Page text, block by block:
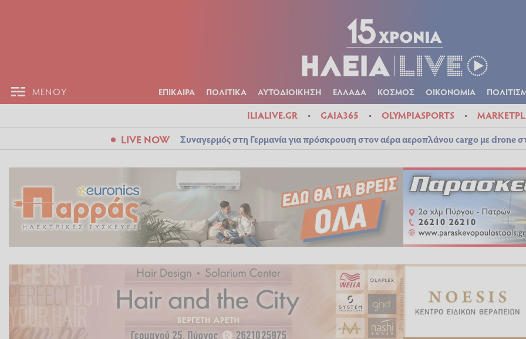
ΜΕΝΟΥ ΕΠΙΚΑΙΡΑ ΠΟΛΙΤΙΚΑ ΑΥΤΟΔΙΟΙΚΗΣΗ ΕΛΛΑΔΑ ΚΟΣΜΟΣ ΟΙΚΟΝΟΜΙΑ
ILIALIVE.GR GAIA365 OLYMPIASPORTS
LIVE NOW Συναγερμός στη Γερμανία για πρόσκρουση στον αέρα αεροπλάνου cargo με drone